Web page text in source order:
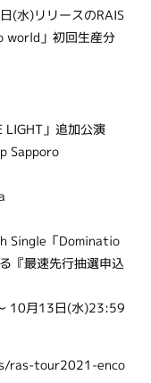
(水)リリースのRAIS
world」初回生産分
LIGHT」追加公演
Sapporo
Single「Dominatio
『最速先行抽選申込
10月13日(水)23:59
ras-tour2021-enco